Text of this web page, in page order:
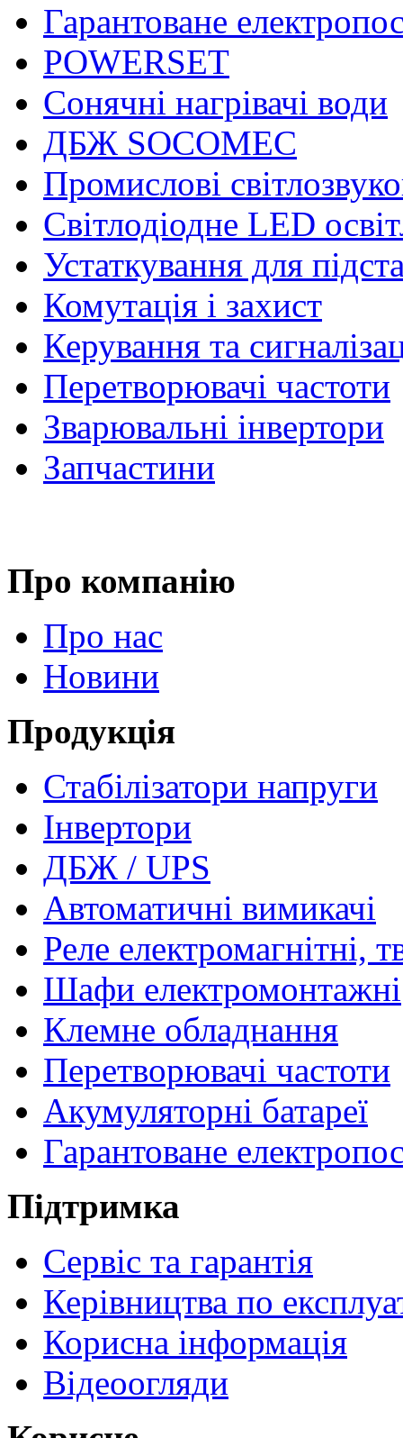
Гарантоване
POWERSET
Сонячні нагрівачі води
ДБЖ SOCOMEC
Промислові
Світлодіодне LED
Устаткування для
Комутація і захист
Керування та
Перетворювачі частоти
Зварювальні інвертори
Запчастини
Про компанію
Про нас
Новини
Продукція
Стабілізатори напруги
Інвертори
ДБЖ / UPS
Автоматичні вимикачі
Реле електромагнітні,
Шафи електромонтажні
Клемне обладнання
Перетворювачі частоти
Акумуляторні батареї
Гарантоване
Підтримка
Сервіс та гарантія
Керівництва по
Корисна інформація
Відеоогляди